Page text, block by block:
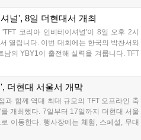
다. 오는 10월 필리핀 마닐라에서 총상금
그랜드 파이널이 개최될 예정이며, 위메
니티 중심의 장기 성장 모델을 지속할 방침
널', 8일 더현대서 개최
코리아 인비테이셔널'이 8일 오후 2시
열립니다. 이번 대회에는 한국의 박찬서와
남의 YBY1이 출전해 실력을 겨룹니다. TFT
참가하는 독특한 대회 구조를 가지며, 누
는 신규 세트 체험과 공연 등 다양한 즐길
백화점 판교점에서도 행사가 이어질 예정입
오픈이 개최됩니다....
더현대 서울서 개막
과 함께 역대 최대 규모의 TFT 오프라인 축
개최했다. 7일부터 17일까지 더현대 서울
이동한다. 행사장에는 체험, 스페셜, 무대
시 인비테이셔널, 15일 오후 2시 스트리머